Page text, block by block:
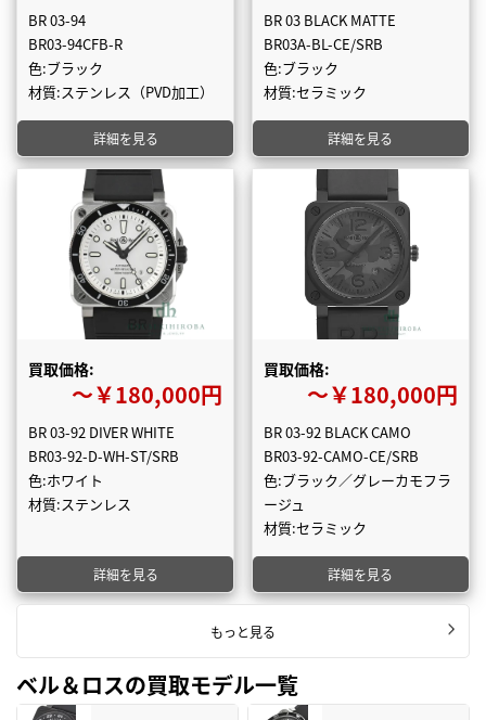
BR 03-94
BR03-94CFB-R
色:ブラック
材質:ステンレス（PVD加工）
詳細を見る
BR 03 BLACK MATTE
BR03A-BL-CE/SRB
色:ブラック
材質:セラミック
詳細を見る
買取価格:
〜￥180,000円
BR 03-92 DIVER WHITE
BR03-92-D-WH-ST/SRB
色:ホワイト
材質:ステンレス
詳細を見る
買取価格:
〜￥180,000円
BR 03-92 BLACK CAMO
BR03-92-CAMO-CE/SRB
色:ブラック／グレーカモフラ
ージュ
材質:セラミック
詳細を見る
もっと見る
ベル＆ロスの買取モデル一覧